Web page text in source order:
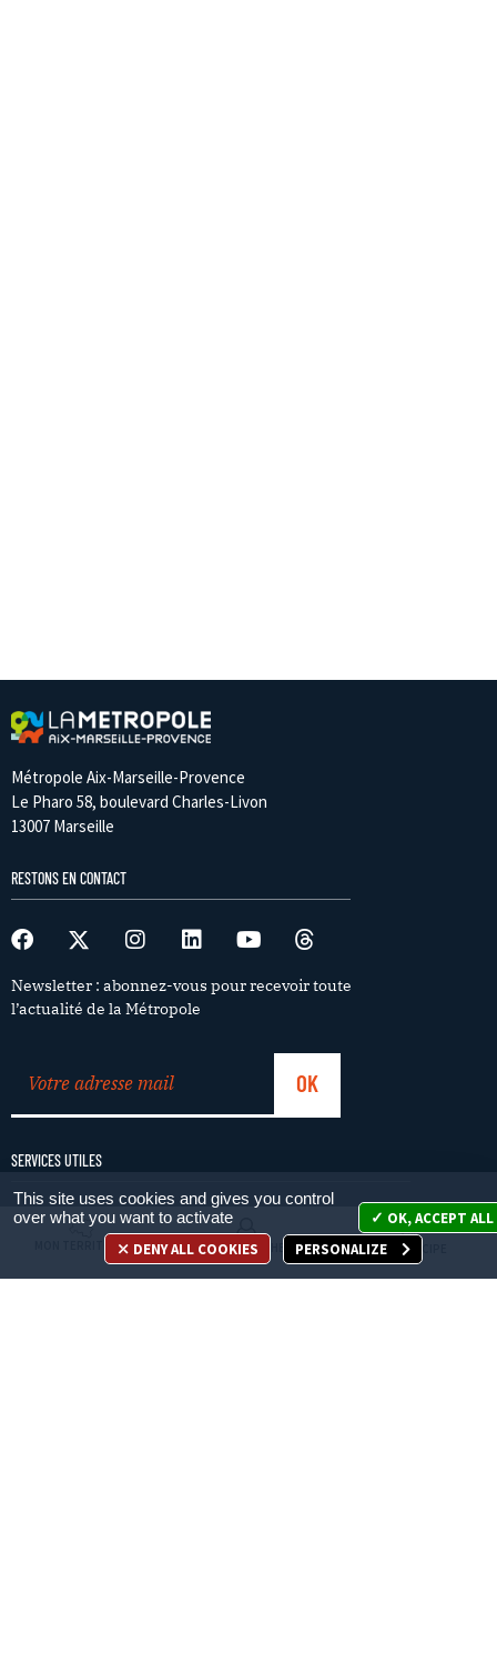
Métropole Aix-Marseille-Provence
Le Pharo 58, boulevard Charles-Livon
13007 Marseille
RESTONS EN CONTACT
Newsletter : abonnez-vous pour recevoir toute
l’actualité de la Métropole
SERVICES UTILES
Mon territoire
Mes démarches
MON TERRITOIRE MES DÉMARCHES JE PARTICIPE
This site uses cookies and gives you control
over what you want to activate
OK, ACCEPT ALL
DENY ALL COOKIES
PERSONALIZE